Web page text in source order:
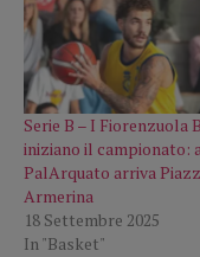
Serie B – I Fiorenzuola
iniziano il campionato:
PalArquato arriva
Armerina
18 Settembre 2025
In "Basket"